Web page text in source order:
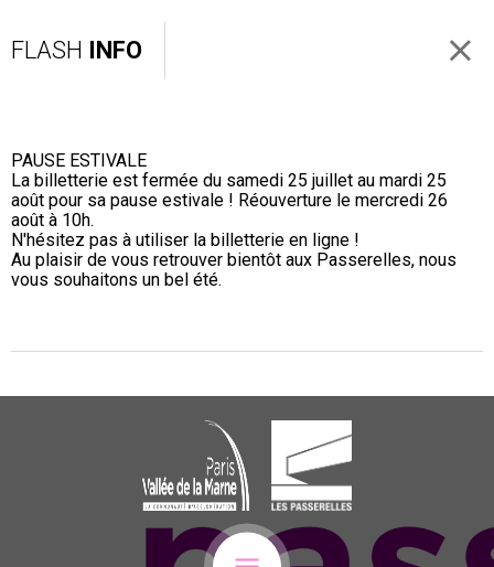
FLASH INFO
PAUSE ESTIVALE
La billetterie est fermée du samedi 25 juillet au mardi 25
août pour sa pause estivale ! Réouverture le mercredi 26
août à 10h.
N'hésitez pas à utiliser la billetterie en ligne !
Au plaisir de vous retrouver bientôt aux Passerelles, nous
vous souhaitons un bel été.